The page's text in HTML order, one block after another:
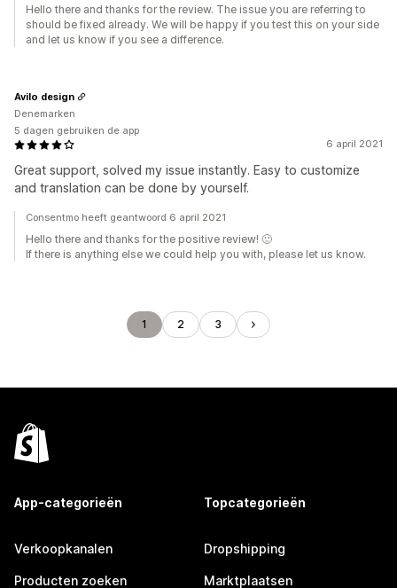
Hello there and thanks for the review. The issue you are referring to
should be fixed already. We will be happy if you test this on your side
and let us know if you see a difference.
6 april 2021
Great support, solved my issue instantly. Easy to customize
and translation can be done by yourself.
Avilo design
Denemarken
5 dagen gebruiken de app
Consentmo heeft geantwoord 6 april 2021
Hello there and thanks for the positive review! 🙂
If there is anything else we could help you with, please let us know.
1 2 3
App-categorieën
Verkoopkanalen
Producten zoeken
Topcategorieën
Dropshipping
Marktplaatsen